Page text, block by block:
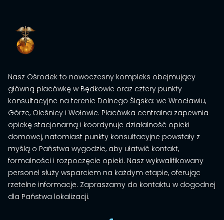
Nasz Ośrodek to nowoczesny kompleks obejmujący
główną placówkę w Będkowie oraz cztery punkty
konsultacyjne na terenie Dolnego Śląska: we Wrocławiu,
Górze, Oleśnicy i Wołowie. Placówka centralna zapewnia
opiekę stacjonarną i koordynuje działalność opieki
domowej, natomiast punkty konsultacyjne powstały z
myślą o Państwa wygodzie, aby ułatwić kontakt,
formalności i rozpoczęcie opieki. Nasz wykwalifikowany
personel służy wsparciem na każdym etapie, oferując
rzetelne informacje. Zapraszamy do kontaktu w dogodnej
dla Państwa lokalizacji.